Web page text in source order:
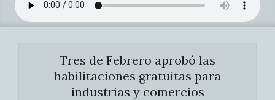
Tres de Febrero aprobó las
habilitaciones gratuitas para
industrias y comercios